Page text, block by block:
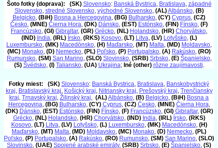
Šoto fotky (doprava): (SK) Slovensko: Banská Bystrica, Bratislava, západné
Slovensko, stredné Slovensko, východné Slovensko, (AL)Albánsko, (B)
Belgicko, (BiH) Bosna a Hercegovina, (BG) Bulharsko, (CY) Cyprus, (CZ)
Česko, (MNE) Čierna Hora, (DK) Dánsko, (EST) Estónsko, (FIN) Fínsko, (F)
Francúzsko, (GI) Gibraltar, (GR) Grécko, (NL) Holandsko, (HR) Chorvátsko,
(IND) India, (IRL) Írsko, (RKS) Kosovo, (LT) Litva, (LV) Lotyšsko, (L)
Luxembursko, (MK) Macedónsko, (H) Maďarsko, (MT) Malta, (MD) Moldavsko,
(MC) Monako, (D) Nemecko, (PL) Poľsko, (P) Portugalsko, (A) Rakúsko, (RO)
Rumunsko, (SM) San Marino, (SLO) Slovinsko, (SRB) Srbsko, (E) Španielsko,
(S) Švédsko, (I) Taliansko, (UA) Ukrajina; Iné (other) rôzne zaujímavosti.
Fotky miest: (SK) Slovensko: Banská Bystrica, Bratislava, Banskobystrický
kraj, Bratislavský kraj, Košický kraj, Nitriansky kraj, Prešovský kraj, Trenčiansky
kraj, Trnavský kraj, Žilinský kraj, (AL)Albánsko, (B) Belgicko, (BiH) Bosna a
Hercegovina, (BG) Bulharsko, (CY) Cyprus, (CZ) Česko, (MNE) Čierna Hora,
(DK) Dánsko, (EST) Estónsko, (FIN) Fínsko, (F) Francúzsko, (GI) Gibraltar, (GR)
Grécko, (NL) Holandsko, (HR) Chorvátsko, (IND) India, (IRL) Írsko, (RKS)
Kosovo, (LT) Litva, (LV) Lotyšsko, (L) Luxembursko, (MK) Macedónsko, (H)
Maďarsko, (MT) Malta, (MD) Moldavsko, (MC) Monako, (D) Nemecko, (PL)
Poľsko, (P) Portugalsko, (A) Rakúsko, (RO) Rumunsko, (SM) San Marino, (SLO)
Slovinsko, (UAE) Spojené arabské emiráty, (SRB) Srbsko, (E) Španielsko, (S)